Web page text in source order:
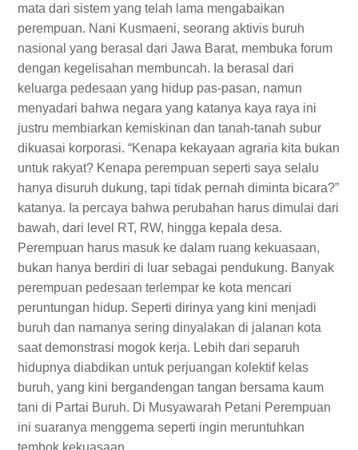
mata dari sistem yang telah lama mengabaikan
perempuan. Nani Kusmaeni, seorang aktivis buruh
nasional yang berasal dari Jawa Barat, membuka forum
dengan kegelisahan membuncah. Ia berasal dari
keluarga pedesaan yang hidup pas-pasan, namun
menyadari bahwa negara yang katanya kaya raya ini
justru membiarkan kemiskinan dan tanah-tanah subur
dikuasai korporasi. “Kenapa kekayaan agraria kita bukan
untuk rakyat? Kenapa perempuan seperti saya selalu
hanya disuruh dukung, tapi tidak pernah diminta bicara?”
katanya. Ia percaya bahwa perubahan harus dimulai dari
bawah, dari level RT, RW, hingga kepala desa.
Perempuan harus masuk ke dalam ruang kekuasaan,
bukan hanya berdiri di luar sebagai pendukung. Banyak
perempuan pedesaan terlempar ke kota mencari
peruntungan hidup. Seperti dirinya yang kini menjadi
buruh dan namanya sering dinyalakan di jalanan kota
saat demonstrasi mogok kerja. Lebih dari separuh
hidupnya diabdikan untuk perjuangan kolektif kelas
buruh, yang kini bergandengan tangan bersama kaum
tani di Partai Buruh. Di Musyawarah Petani Perempuan
ini suaranya menggema seperti ingin meruntuhkan
tembok kekuasaan.